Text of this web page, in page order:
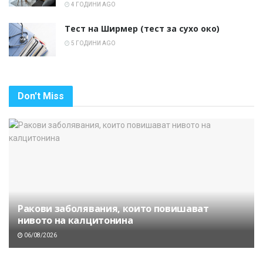
4 ГОДИНИ AGO
Тест на Ширмер (тест за сухо око)
5 ГОДИНИ AGO
Don't Miss
Ракови заболявания, които повишават
нивото на калцитонина
06/08/2026